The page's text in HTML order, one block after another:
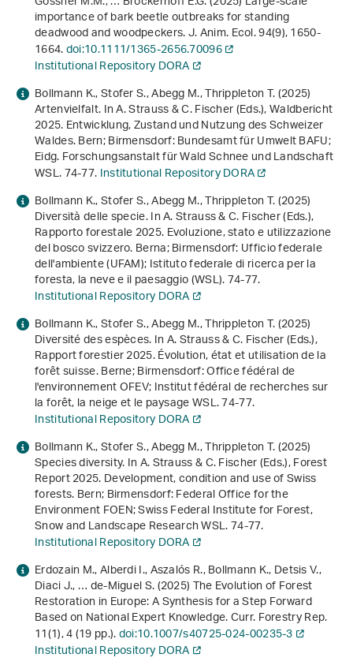
importance of bark beetle outbreaks for standing
deadwood and woodpeckers. J. Anim. Ecol.94(9), 1650-
1664.doi:10.1111/1365-2656.70096
Institutional Repository DORA
Bollmann K., Stofer S., Abegg M., Thrippleton T. (2025)
Artenvielfalt. In A. Strauss & C. Fischer (Eds.),Waldbericht
2025. Entwicklung, Zustand und Nutzung des Schweizer
Waldes. Bern; Birmensdorf: Bundesamt für Umwelt BAFU;
Eidg. Forschungsanstalt für Wald Schnee und Landschaft
WSL. 74-77.Institutional Repository DORA
Bollmann K., Stofer S., Abegg M., Thrippleton T. (2025)
Diversità delle specie. In A. Strauss & C. Fischer (Eds.),
Rapporto forestale 2025. Evoluzione, stato e utilizzazione
del bosco svizzero. Berna; Birmensdorf: Ufficio federale
dell'ambiente (UFAM); Istituto federale di ricerca per la
foresta, la neve e il paesaggio (WSL). 74-77.
Institutional Repository DORA
Bollmann K., Stofer S., Abegg M., Thrippleton T. (2025)
Diversité des espèces. In A. Strauss & C. Fischer (Eds.),
Rapport forestier 2025. Évolution, état et utilisation de la
forêt suisse. Berne; Birmensdorf: Office fédéral de
l'environnement OFEV; Institut fédéral de recherches sur
la forêt, la neige et le paysage WSL. 74-77.
Institutional Repository DORA
Bollmann K., Stofer S., Abegg M., Thrippleton T. (2025)
Species diversity. In A. Strauss & C. Fischer (Eds.),Forest
Report 2025. Development, condition and use of Swiss
forests. Bern; Birmensdorf: Federal Office for the
Environment FOEN; Swiss Federal Institute for Forest,
Snow and Landscape Research WSL. 74-77.
Institutional Repository DORA
Erdozain M., Alberdi I., Aszalós R., Bollmann K., Detsis V.,
Diaci J., … de-Miguel S. (2025) The Evolution of Forest
Restoration in Europe: A Synthesis for a Step Forward
Based on National Expert Knowledge. Curr. Forestry Rep.
11(1), 4 (19 pp.).doi:10.1007/s40725-024-00235-3
Institutional Repository DORA